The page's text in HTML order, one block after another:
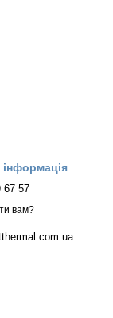
інформація
67 57
вам?